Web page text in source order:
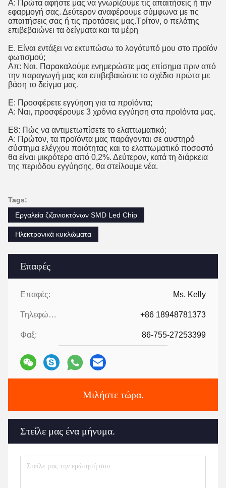
Επαφές
Επαφές: Ms. Kelly
Τηλεφώνημα: +86 18948781373
Φαξ: 86-755-27253399
Μιλήστε τώρα.
Στείλε μας ένα μήνυμα.
Α: Πρώτα αφήστε μας να γνωρίζουμε τις απαιτήσεις ή την
εφαρμογή σας. Δεύτερον αναφέρουμε σύμφωνα με τις
απαιτήσεις σας ή τις προτάσεις μας.Τρίτον, ο πελάτης
επιβεβαιώνει τα δείγματα και τα μέρη
Ε. Είναι εντάξει να εκτυπώσω το λογότυπό μου στο προϊόν
φωτισμού;
Απ: Ναι. Παρακαλούμε ενημερώστε μας επίσημα πριν από
την παραγωγή μας και επιβεβαιώστε το σχέδιο πρώτα με
βάση το δείγμα μας.
Ε: Προσφέρετε εγγύηση για τα προϊόντα;
Α: Ναι, προσφέρουμε 3 χρόνια εγγύηση στα προϊόντα μας.
Ε8: Πώς να αντιμετωπίσετε το ελαττωματικό;
Α: Πρώτον, τα προϊόντα μας παράγονται σε αυστηρό
σύστημα ελέγχου ποιότητας και το ελαττωματικό ποσοστό
θα είναι μικρότερο από 0,2%. Δεύτερον, κατά τη διάρκεια
της περιόδου εγγύησης, θα στείλουμε νέα.
Tags:
Εργαλεία ζιζανιοκτόνων SMD Led Chip
Ηλεκτρονικά κυκλώματα